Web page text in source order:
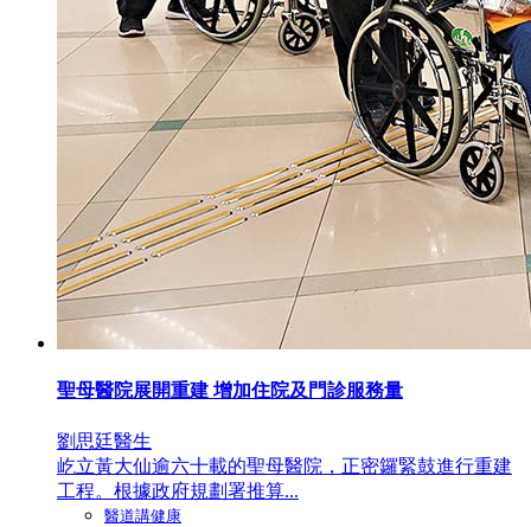
聖母醫院展開重建 增加住院及門診服務量
劉思廷醫生
屹立黃大仙逾六十載的聖母醫院，正密鑼緊鼓進行重建
工程。根據政府規劃署推算...
醫道講健康